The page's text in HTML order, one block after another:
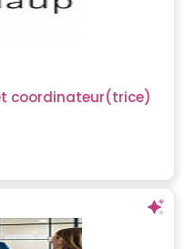
coordinateur(trice)